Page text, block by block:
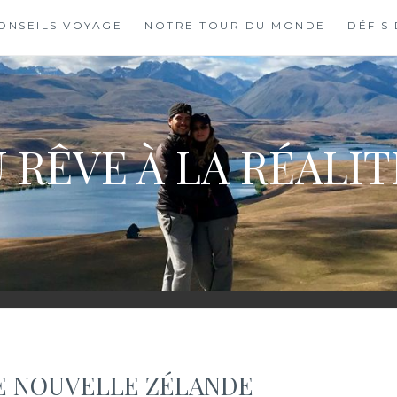
VOYAGE NOTRE TOUR DU MONDE DÉFIS
RÊVE À LA
NOUVELLE ZÉLANDE